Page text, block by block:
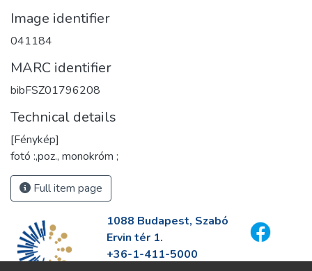
Image identifier
041184
MARC identifier
bibFSZ01796208
Technical details
[Fénykép]
fotó :,poz., monokróm ;
Full item page
1088 Budapest, Szabó
Ervin tér 1.
+36-1-411-5000